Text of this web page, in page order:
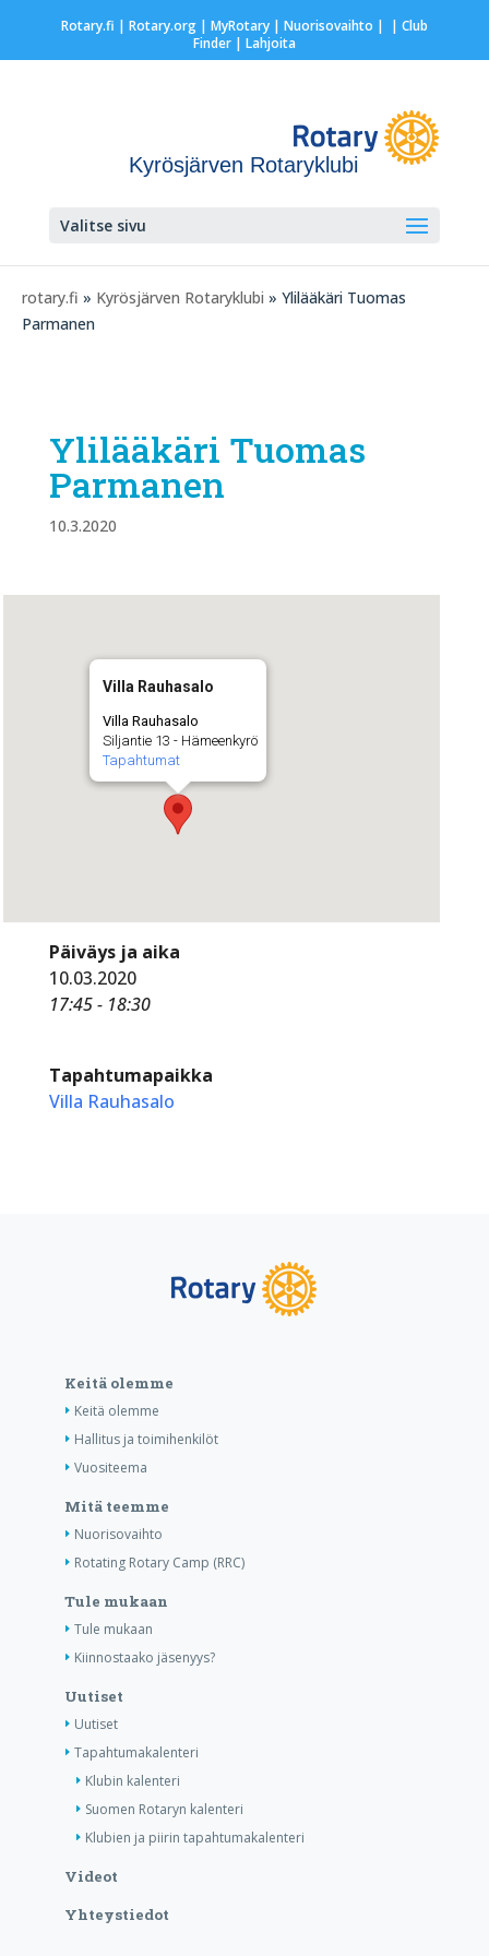
Rotary.fi | Rotary.org| MyRotary | Nuorisovaihto | | Club
Finder| Lahjoita
Kyrösjärven Rotaryklubi
Valitse sivu
rotary.fi » Kyrösjärven Rotaryklubi » Ylilääkäri Tuomas
Parmanen
Ylilääkäri Tuomas
Parmanen
10.3.2020
Villa Rauhasalo
Villa Rauhasalo
Siljantie 13 - Hämeenkyrö
Tapahtumat
Päiväys ja aika
10.03.2020
17:45 - 18:30
Tapahtumapaikka
Villa Rauhasalo
Keitä olemme
Keitä olemme
Hallitus ja toimihenkilöt
Vuositeema
Mitä teemme
Nuorisovaihto
Rotating Rotary Camp (RRC)
Tule mukaan
Tule mukaan
Kiinnostaako jäsenyys?
Uutiset
Uutiset
Tapahtumakalenteri
Klubin kalenteri
Suomen Rotaryn kalenteri
Klubien ja piirin tapahtumakalenteri
Videot
Yhteystiedot